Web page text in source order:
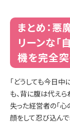
まとめ：悪
リーンな
機を完全
「どうしても今日
も、背に腹は代えら
失った経営者の「心
顔をして忍び込ん